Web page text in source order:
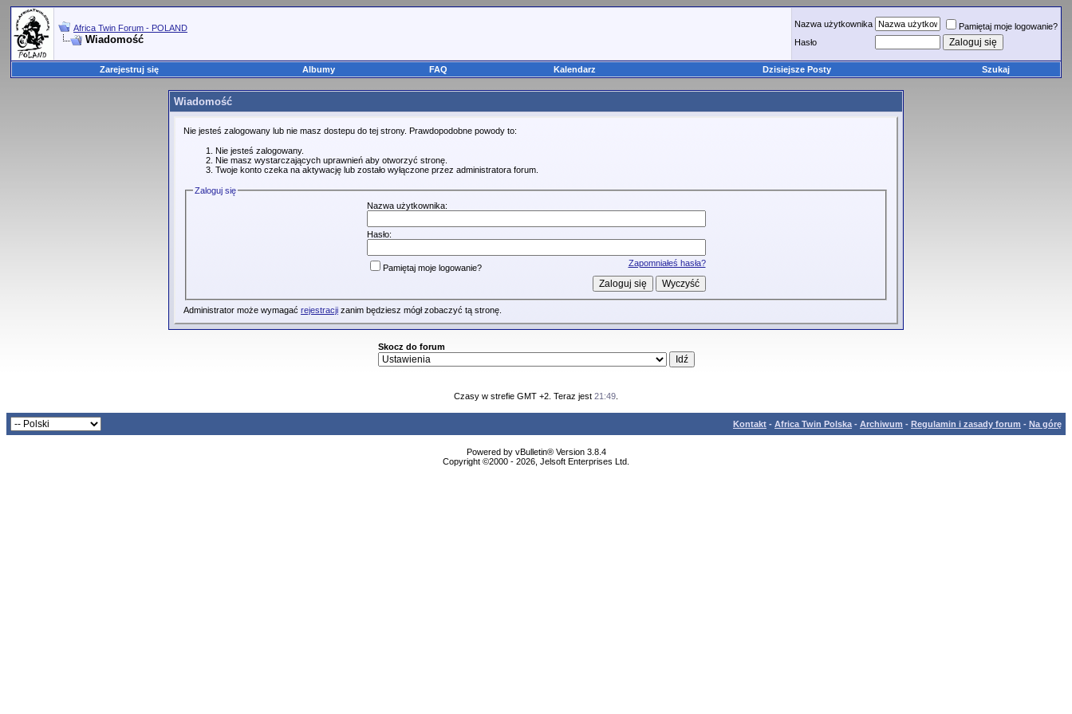
Africa Twin Forum - POLAND
Wiadomość
Nazwa użytkownika
Pamiętaj moje logowanie?
Hasło
Zarejestruj się Albumy FAQ Kalendarz Dzisiejsze Posty Szukaj
Wiadomość
Nie jesteś zalogowany lub nie masz dostepu do tej strony. Prawdopodobne powody to:
Nie jesteś zalogowany.
Nie masz wystarczających uprawnień aby otworzyć stronę.
Twoje konto czeka na aktywację lub zostało wyłączone przez administratora forum.
Zaloguj się
Nazwa użytkownika:
Hasło:
Zapomniałeś hasła?
Pamiętaj moje logowanie?
Administrator może wymagać rejestracji zanim będziesz mógł zobaczyć tą stronę.
Skocz do forum
Czasy w strefie GMT +2. Teraz jest 21:49
Kontakt - Africa Twin Polska - Archiwum - Regulamin i zasady forum - Na górę
Powered by vBulletin® Version 3.8.4
Copyright ©2000 - 2026, Jelsoft Enterprises Ltd.